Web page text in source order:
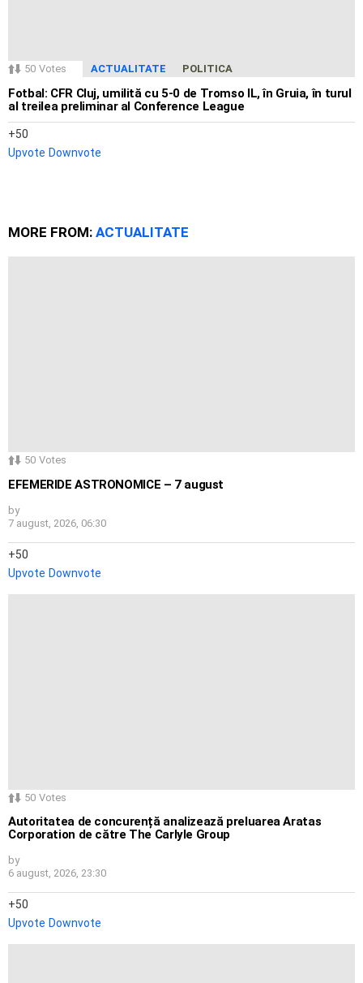
50 Votes ACTUALITATE POLITICA
Fotbal: CFR Cluj, umilită cu 5-0 de Tromso IL, în Gruia, în turul
al treilea preliminar al Conference League
50
Upvote Downvote
MORE FROM: ACTUALITATE
50 Votes
EFEMERIDE ASTRONOMICE – 7 august
by
7 august, 2026, 06:30
50
Upvote Downvote
50 Votes
Autoritatea de concurență analizează preluarea Aratas
Corporation de către The Carlyle Group
by
6 august, 2026, 23:30
50
Upvote Downvote